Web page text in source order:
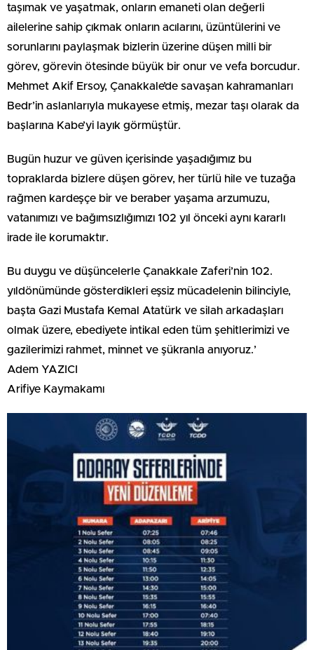
taşımak ve yaşatmak, onların emaneti olan değerli
ailelerine sahip çıkmak onların acılarını, üzüntülerini ve
sorunlarını paylaşmak bizlerin üzerine düşen milli bir
görev, görevin ötesinde büyük bir onur ve vefa borcudur.
Mehmet Akif Ersoy, Çanakkale’de savaşan kahramanları
Bedr’in aslanlarıyla mukayese etmiş, mezar taşı olarak da
başlarına Kabe’yi layık görmüştür.
Bugün huzur ve güven içerisinde yaşadığımız bu
topraklarda bizlere düşen görev, her türlü hile ve tuzağa
rağmen kardeşçe bir ve beraber yaşama arzumuzu,
vatanımızı ve bağımsızlığımızı 102 yıl önceki aynı kararlı
irade ile korumaktır.
Bu duygu ve düşüncelerle Çanakkale Zaferi’nin 102.
yıldönümünde gösterdikleri eşsiz mücadelenin bilinciyle,
başta Gazi Mustafa Kemal Atatürk ve silah arkadaşları
olmak üzere, ebediyete intikal eden tüm şehitlerimizi ve
gazilerimizi rahmet, minnet ve şükranla anıyoruz.’
Adem YAZICI
Arifiye Kaymakamı